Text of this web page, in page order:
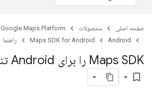
صفحه اصلی محصولات Google Maps Platform
Android
Maps SDK for Android راهنما
Maps SDK را برای Android تنظیم کنید
bookmark_border